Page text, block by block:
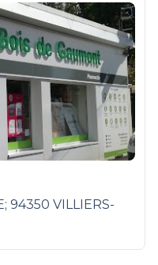
94350 VILLIERS-